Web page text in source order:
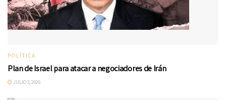
POLÍTICA
Plan de Israel para atacar a negociadores de Irán
JULIO 3, 2026